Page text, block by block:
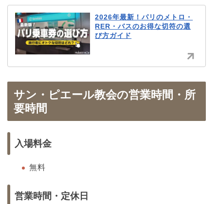
2026年最新！パリのメトロ・
RER・バスのお得な切符の選
び方ガイド
サン・ピエール教会の営業時間・所
要時間
入場料金
無料
営業時間・定休日